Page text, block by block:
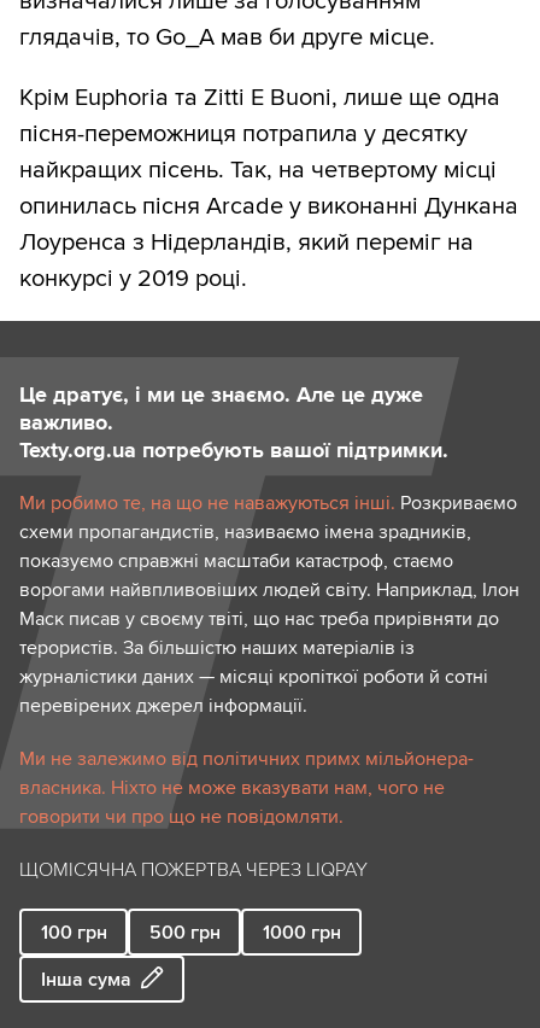
глядачів, то Go_A мав би друге місце.
Крім Euphoria та Zitti E Buoni, лише ще одна
пісня-переможниця потрапила у десятку
найкращих пісень. Так, на четвертому місці
опинилась пісня Arcade у виконанні Дункана
Лоуренса з Нідерландів, який переміг на
конкурсі у 2019 році.
Це дратує, і ми це знаємо. Але це дуже
важливо.
Texty.org.ua потребують вашої підтримки.
Ми робимо те, на що не наважуються інші. Розкриваємо
схеми пропагандистів, називаємо імена зрадників,
показуємо справжні масштаби катастроф, стаємо
ворогами найвпливовіших людей світу. Наприклад, Ілон
Маск писав у своєму твіті, що нас треба прирівняти до
терористів. За більшістю наших матеріалів із
журналістики даних — місяці кропіткої роботи й сотні
перевірених джерел інформації.
Ми не залежимо від політичних примх мільйонера-
власника. Ніхто не може вказувати нам, чого не
говорити чи про що не повідомляти.
ЩОМІСЯЧНА ПОЖЕРТВА ЧЕРЕЗ LIQPAY
100 грн 500 грн 1000 грн
Інша сума